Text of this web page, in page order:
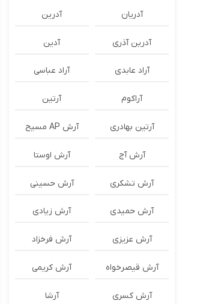
آدریان آدرین
آدرین آذری آدین
آراد عابدی آراد عباسی
آراکوم آرتین
آرتین بهادری آرش AP مسیح
آرش آج آرش اوستا
آرش تشکری آرش حسینی
آرش حمیدی آرش زیادی
آرش عزیزی آرش فرخزاد
آرش قیصرخواه آرش کریمی
آرش کسری آرشا